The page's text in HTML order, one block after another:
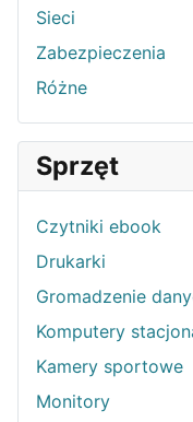
Sieci
Zabezpieczenia
Różne
Sprzęt
Czytniki ebook
Drukarki
Gromadzenie
Komputery
Kamery sportowe
Monitory